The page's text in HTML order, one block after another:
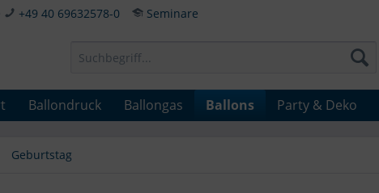
+49 40 69632578-0 Seminare
Ballondruck Ballongas Ballons Party & Deko
Geburtstag